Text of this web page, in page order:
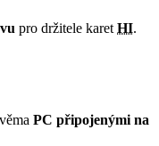
pro držitele karet HI.
PC připojenými na